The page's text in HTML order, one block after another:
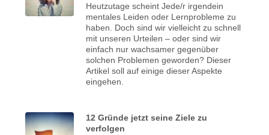
Heutzutage scheint Jede/r irgendein
mentales Leiden oder Lernprobleme zu
haben. Doch sind wir vielleicht zu schnell
mit unseren Urteilen – oder sind wir
einfach nur wachsamer gegenüber
solchen Problemen geworden? Dieser
Artikel soll auf einige dieser Aspekte
eingehen.
12 Gründe jetzt seine Ziele zu
verfolgen